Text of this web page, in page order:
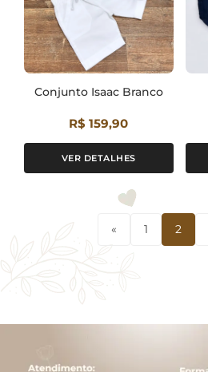
Conjunto Isaac Branco
R$ 159,90
VER DETALHES
« 1 2